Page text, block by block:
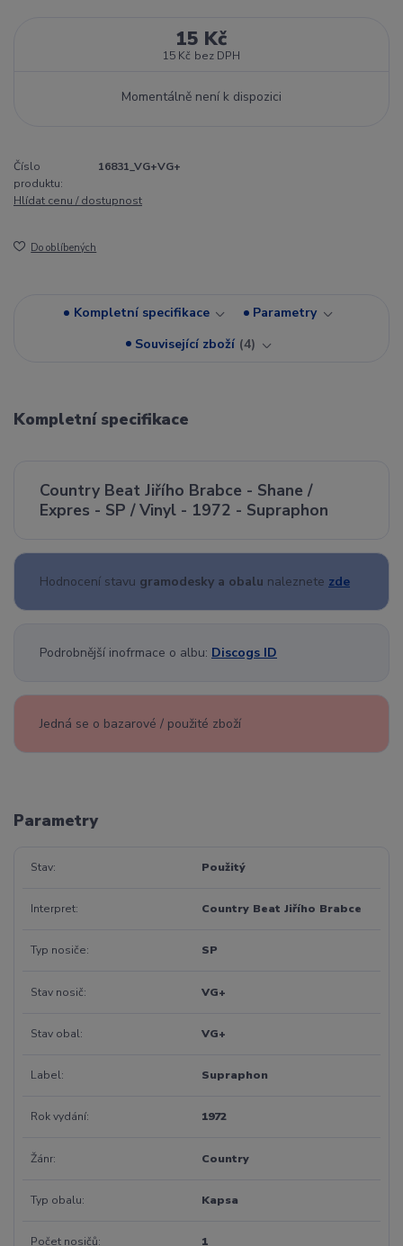
15 Kč
15 Kč bez DPH
Momentálně není k dispozici
Číslo
produktu:
16831_VG+VG+
Hlídat cenu / dostupnost
Do oblíbených
Kompletní specifikace
Parametry
Související zboží 4
Kompletní specifikace
Country Beat Jiřího Brabce - Shane /
Expres - SP / Vinyl - 1972 - Supraphon
Hodnocení stavu gramodesky a obalu naleznete zde
Podrobnější inofrmace o albu: Discogs ID
Jedná se o bazarové / použité zboží
Parametry
Stav Použitý
Interpret Country Beat Jiřího Brabce
Typ nosiče SP
Stav nosič VG+
Stav obal VG+
Label Supraphon
Rok vydání 1972
Žánr Country
Typ obalu Kapsa
Počet nosičů 1